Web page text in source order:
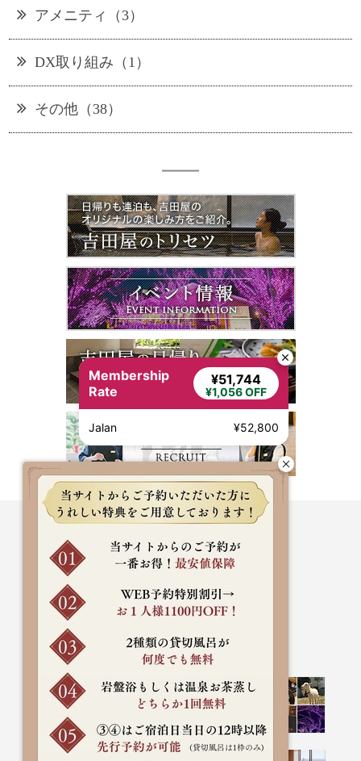
アメニティ（3）
DX取り組み（1）
その他（38）
Membership
Rate
¥51,744
¥1,056 OFF
Jalan ¥52,800